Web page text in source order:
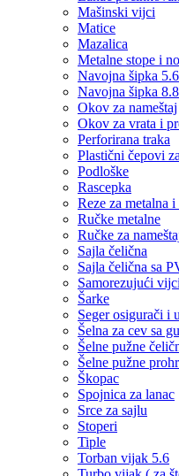
Mašinski vijci
Matice
Mazalica
Metalne stope i
Navojna šipka 5.6
Navojna šipka 8.8
Okov za nameštaj
Okov za vrata i
Perforirana traka
Plastični čepovi
Podloške
Rascepka
Reze za metalna
Ručke metalne
Ručke za
Sajla čelična
Sajla čelična sa
Samorezujući vijci
Šarke
Seger osigurači i
Šelna za cev sa
Šelne pužne
Šelne pužne
Škopac
Spojnica za lanac
Srce za sajlu
Stoperi
Tiple
Torban vijak 5.6